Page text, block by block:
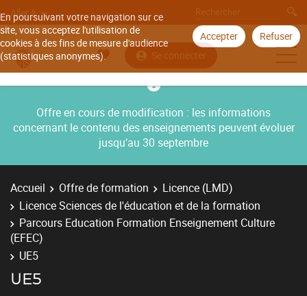
En poursuivant votre navigation sur ce
site, vous acceptez l'utilisation de
cookies à des fins de mesure d'audience
(statistiques anonymes).
Accepter Refuser
Aller à
Se connecter
Offre en cours de modification : les informations
concernant le contenu des enseignements peuvent évoluer
jusqu’au 30 septembre
Accueil Offre de formation
Licence (LMD)
Licence Sciences de l'éducation et de la formation
Parcours Education Formation Enseignement Culture
(EFEC)
UE5
UE5